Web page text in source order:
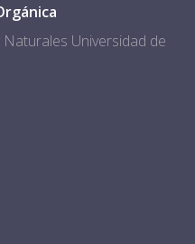
Universidad de